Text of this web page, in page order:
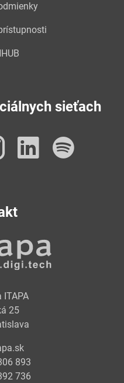
sieťach
Instagram
ITAPA
25
893
736